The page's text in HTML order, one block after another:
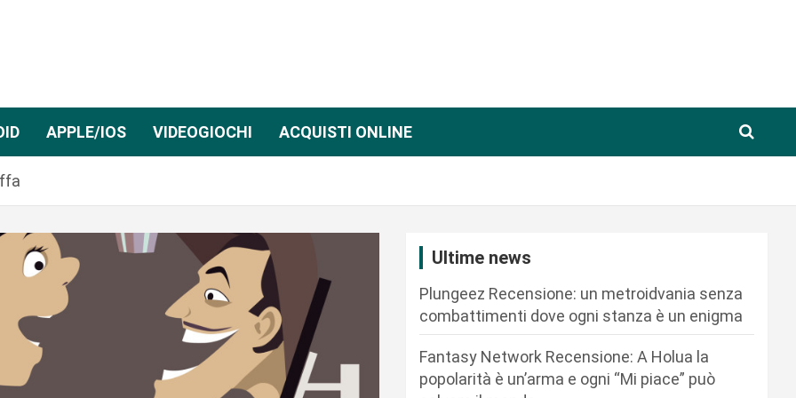
APPLE/IOS VIDEOGIOCHI ACQUISTI ONLINE
Ultime news
Plungeez Recensione: un metroidvania senza
combattimenti dove ogni stanza è un enigma
Fantasy Network Recensione: A Holua la
popolarità è un’arma e ogni “Mi piace” può